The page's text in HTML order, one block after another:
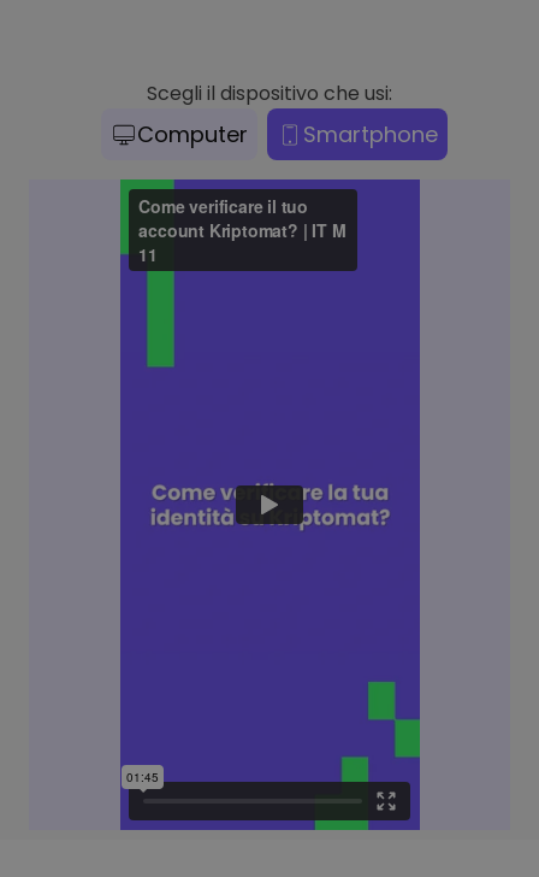
Scegli il dispositivo che usi:
Computer Smartphone